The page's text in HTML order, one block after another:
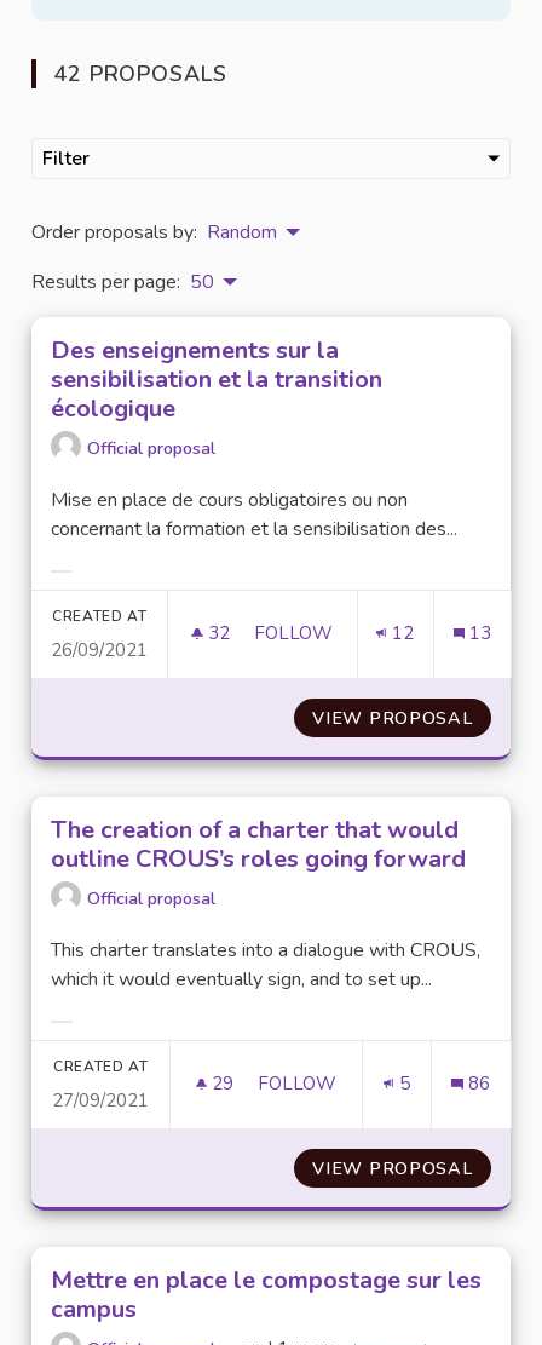
42 PROPOSALS
Filter
Order proposals by: Random
Results per page: 50
Des enseignements sur la
sensibilisation et la transition
écologique
Official proposal
Mise en place de cours obligatoires ou non
concernant la formation et la sensibilisation des...
CREATED AT
26/09/2021
32 32 FOLLOWERS
FOLLOW 12 13
VIEW PROPOSALDES
The creation of a charter that would
outline CROUS’s roles going forward
Official proposal
This charter translates into a dialogue with CROUS,
which it would eventually sign, and to set up...
CREATED AT
27/09/2021
29 29 FOLLOWERS
FOLLOW 5 86
VIEW PROPOSALTHE
Mettre en place le compostage sur les
campus